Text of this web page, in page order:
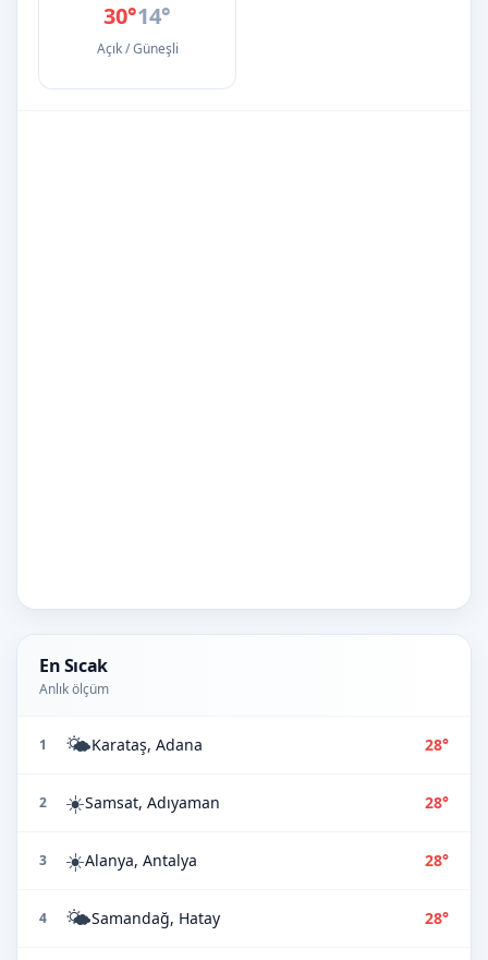
30°14°
Açık / Güneşli
En Sıcak
Anlık ölçüm
1 🌤️Karataş, Adana 28°
2 ☀️Samsat, Adıyaman 28°
3 ☀️Alanya, Antalya 28°
4 🌤️Samandağ, Hatay 28°